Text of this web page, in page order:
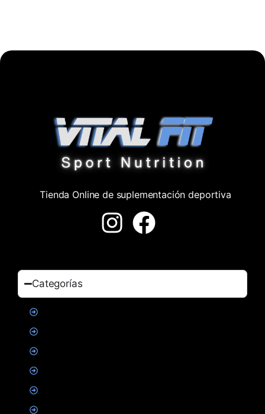
Tienda Online de suplementación deportiva
Categorías